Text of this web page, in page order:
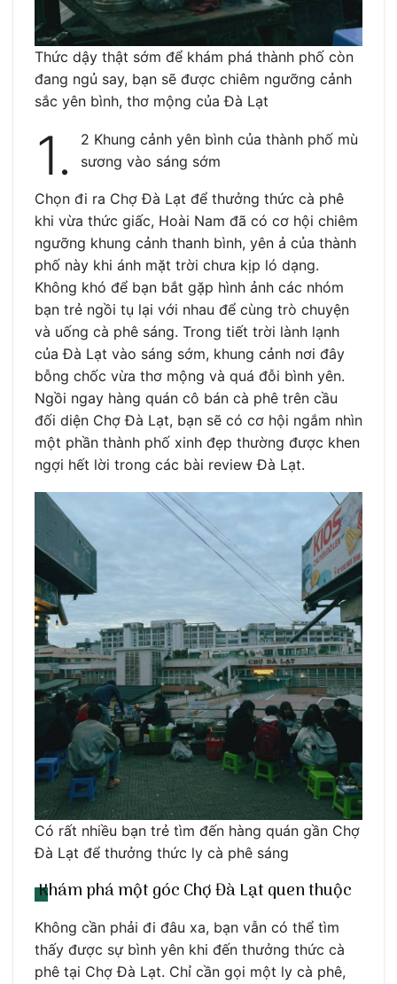
Thức dậy thật sớm để khám phá thành phố còn
đang ngủ say, bạn sẽ được chiêm ngưỡng cảnh
sắc yên bình, thơ mộng của Đà Lạt
1.
2 Khung cảnh yên bình của thành phố mù
sương vào sáng sớm
Chọn đi ra Chợ Đà Lạt để thưởng thức cà phê
khi vừa thức giấc, Hoài Nam đã có cơ hội chiêm
ngưỡng khung cảnh thanh bình, yên ả của thành
phố này khi ánh mặt trời chưa kịp ló dạng.
Không khó để bạn bắt gặp hình ảnh các nhóm
bạn trẻ ngồi tụ lại với nhau để cùng trò chuyện
và uống cà phê sáng. Trong tiết trời lành lạnh
của Đà Lạt vào sáng sớm, khung cảnh nơi đây
bỗng chốc vừa thơ mộng và quá đỗi bình yên.
Ngồi ngay hàng quán cô bán cà phê trên cầu
đối diện Chợ Đà Lạt, bạn sẽ có cơ hội ngắm nhìn
một phần thành phố xinh đẹp thường được khen
ngợi hết lời trong các bài review Đà Lạt.
Có rất nhiều bạn trẻ tìm đến hàng quán gần Chợ
Đà Lạt để thưởng thức ly cà phê sáng
Khám phá một góc Chợ Đà Lạt quen thuộc
Không cần phải đi đâu xa, bạn vẫn có thể tìm
thấy được sự bình yên khi đến thưởng thức cà
phê tại Chợ Đà Lạt. Chỉ cần gọi một ly cà phê,